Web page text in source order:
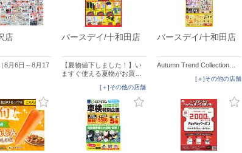
店
8月6日～8月17
バースデイ/十和田店
【夏物値下しました！】い
ますぐ使える夏物がお買…
[＋]その他の店舗
バースデイ/十和田店
Autumn Trend Collection…
[＋]その他の店舗